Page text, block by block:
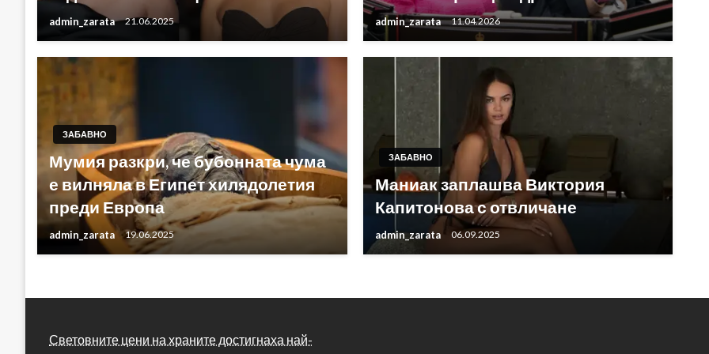
admin_zarata 21.06.2025 admin_zarata 11.04.2026
ЗАБАВНО
Мумия разкри, че бубонната чума
е вилняла в Египет хилядолетия
преди Европа
admin_zarata 19.06.2025
ЗАБАВНО
Маниак заплашва Виктория
Капитонова с отвличане
admin_zarata 06.09.2025
Световните цени на храните достигнаха най-